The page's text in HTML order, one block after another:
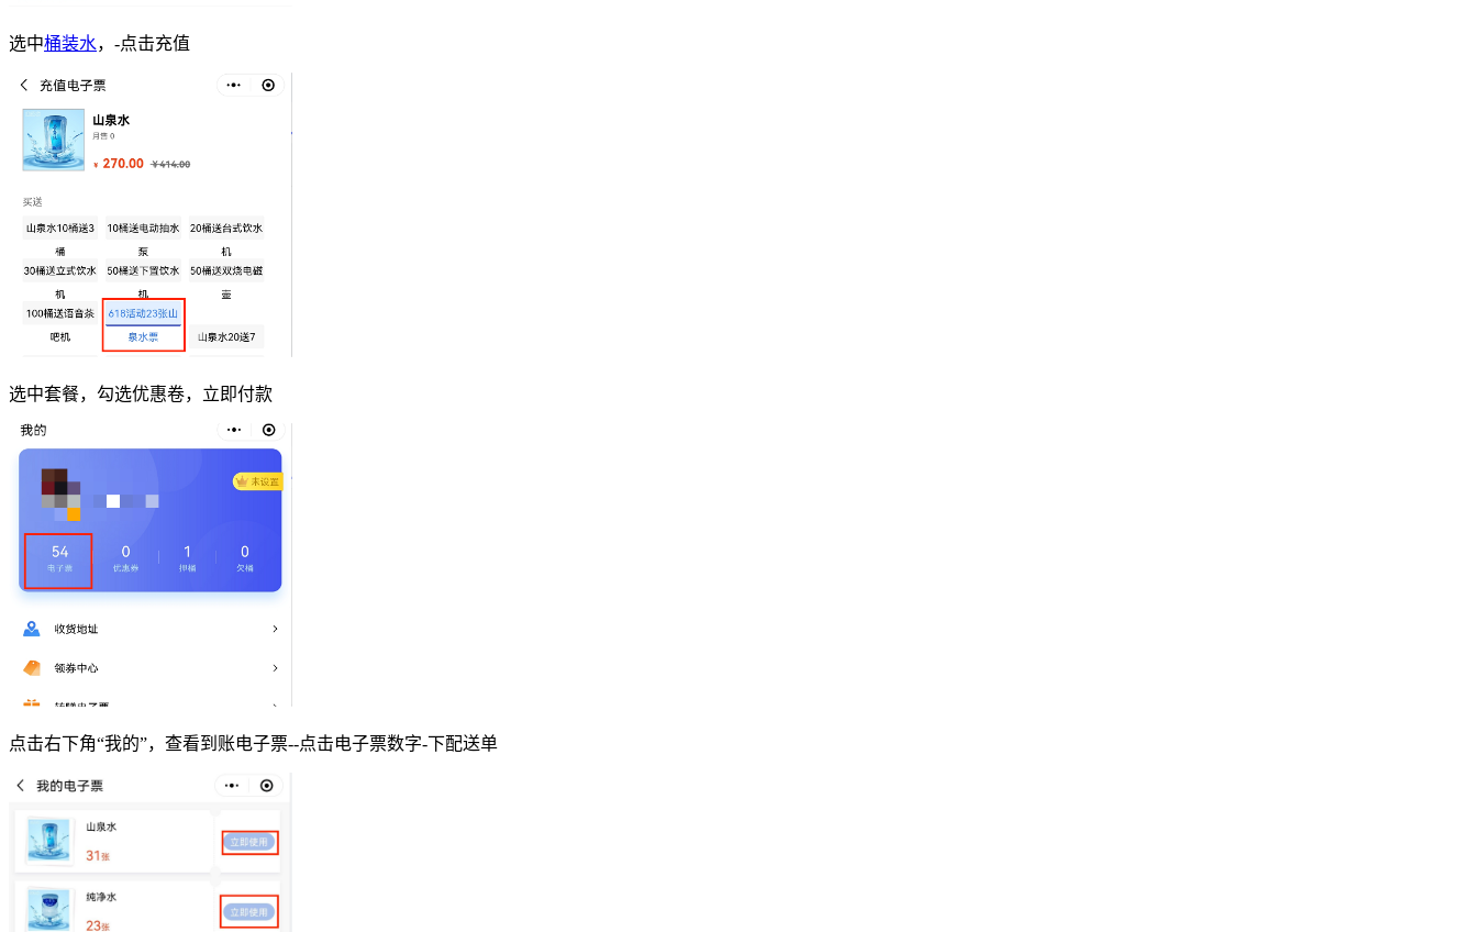
选中桶装水，-点击充值
选中套餐，勾选优惠卷，立即付款
点击右下角“我的”，查看到账电子票--点击电子票数字-下配送单